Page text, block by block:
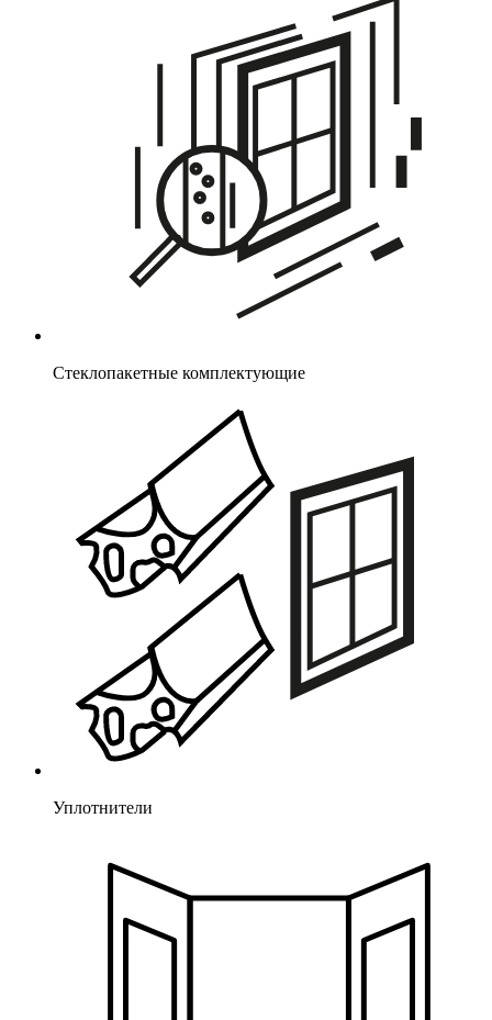
Стеклопакетные комплектующие
Уплотнители